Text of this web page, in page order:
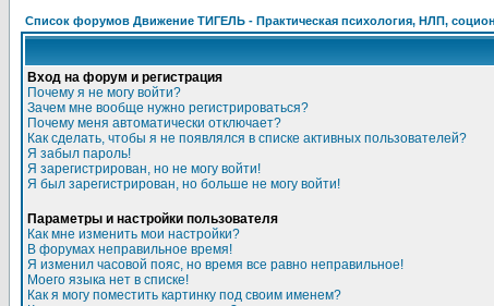
Список форумов Движение ТИГЕЛЬ - Практическая психология, НЛП,
Вход на форум и регистрация
Почему я не могу войти?
Зачем мне вообще нужно регистрироваться?
Почему меня автоматически отключает?
Как сделать, чтобы я не появлялся в списке активных пользователей?
Я забыл пароль!
Я зарегистрирован, но не могу войти!
Я был зарегистрирован, но больше не могу войти!
Параметры и настройки пользователя
Как мне изменить мои настройки?
В форумах неправильное время!
Я изменил часовой пояс, но время все равно неправильное!
Моего языка нет в списке!
Как я могу поместить картинку под своим именем?